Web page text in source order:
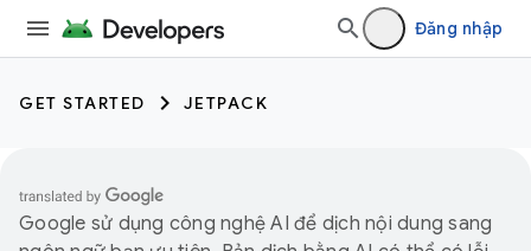
Đăng nhập
GET STARTED JETPACK
Google sử dụng công nghệ AI để dịch nội dung sang